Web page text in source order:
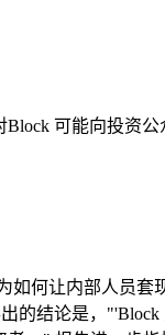
Block 可能向投资
如何让内部人员套
的结论是，"'Block